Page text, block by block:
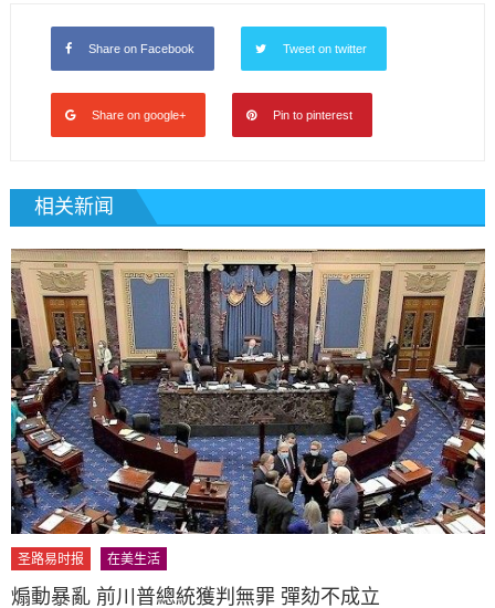
Share on Facebook Tweet on twitter
Share on google+ Pin to pinterest
相关新闻
圣路易时报 在美生活
煽動暴亂 前川普總統獲判無罪 彈劾不成立